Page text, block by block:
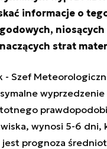
informacje o
niosących
strat
- Szef
wynosi 5-6 dni,
prognoza